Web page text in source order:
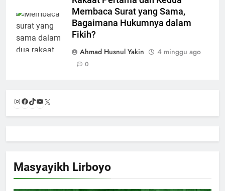
Membaca Surat yang Sama,
Bagaimana Hukumnya dalam
Fikih?
Ahmad Husnul Yakin
4 minggu ago
0
Instagram
Facebook
TikTok
YouTube
Masyayikh Lirboyo